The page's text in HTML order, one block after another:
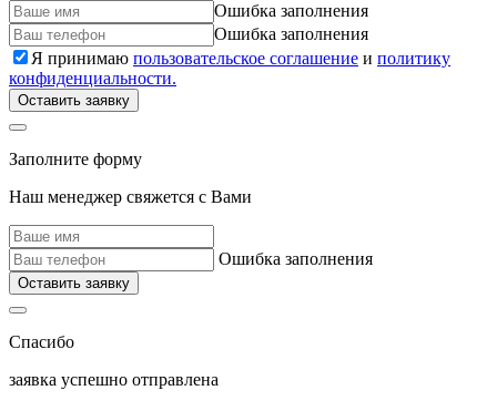
Ошибка заполнения
Ошибка заполнения
Я принимаю пользовательское соглашение и политику
конфиденциальности.
Оставить заявку
Заполните форму
Наш менеджер свяжется с Вами
Ошибка заполнения
Оставить заявку
Спасибо
заявка успешно отправлена